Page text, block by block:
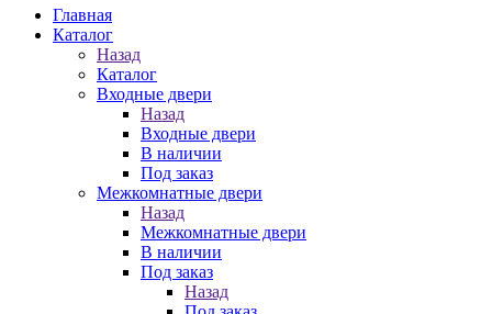
Главная
Каталог
Назад
Каталог
Входные двери
Назад
Входные двери
В наличии
Под заказ
Межкомнатные двери
Назад
Межкомнатные двери
В наличии
Под заказ
Назад